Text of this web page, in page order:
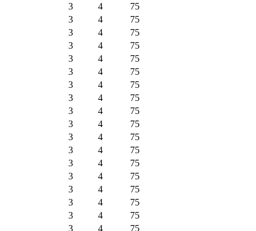
3 4
75
3 4
75
3 4
75
3 4
75
3 4
75
3 4
75
3 4
75
3 4
75
3 4
75
3 4
75
3 4
75
3 4
75
3 4
75
3 4
75
3 4
75
3 4
75
3 4
75
3 4
75